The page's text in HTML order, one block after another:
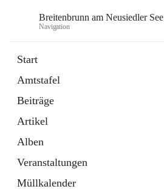
Breitenbrunn am Neusiedler See
Navigation
Start
Amtstafel
Beiträge
Artikel
Alben
Veranstaltungen
Müllkalender
18 Schnellzugriffe
Gemeindeservice